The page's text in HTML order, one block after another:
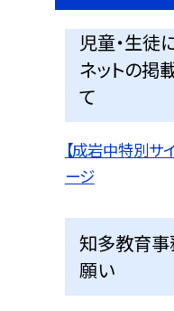
児童・生徒
ネットの掲
て
【成岩中特別サ
ージ
知多教育事
願い